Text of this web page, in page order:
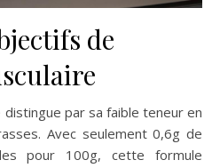
de
par sa faible teneur en
Avec seulement 0,6g de
pour 100g, cette formule